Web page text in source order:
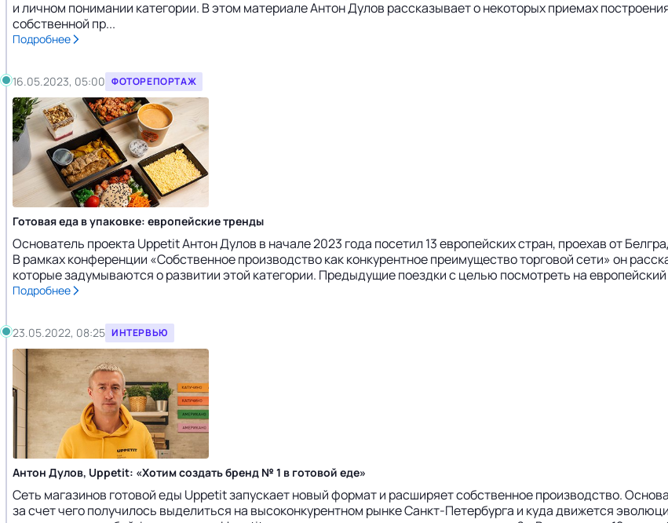
и личном понимании категории. В этом материале Антон Дулов рассказывает о некоторых приемах
собственной пр...
Подробнее
16.05.2023, 05:00 ФОТОРЕПОРТАЖ
Готовая еда в упаковке: европейские тренды
Основатель проекта Uppetit Антон Дулов в начале 2023 года посетил 13 европейских стран, проехав от
В рамках конференции «Собственное производство как конкурентное преимущество торговой сети» он
которые задумываются о развитии этой категории. Предыдущие поездки с целью посмотреть на
Подробнее
23.05.2022, 08:25 ИНТЕРВЬЮ
Антон Дулов, Uppetit: «Хотим создать бренд № 1 в готовой еде»
Сеть магазинов готовой еды Uppetit запускает новый формат и расширяет собственное производство.
за счет чего получилось выделиться на высоконкурентном рынке Санкт-Петербурга и куда движется